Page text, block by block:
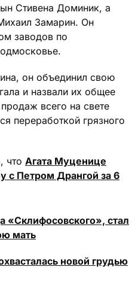
Стивена Доминик, а
Замарин. Он
заводов по
он объединил свою
и назвали их общее
всего на свете
переработкой грязного
что Агата Муценице
с Петром Дрангой за 6
«Склифосовского», стал
мать
новой грудью